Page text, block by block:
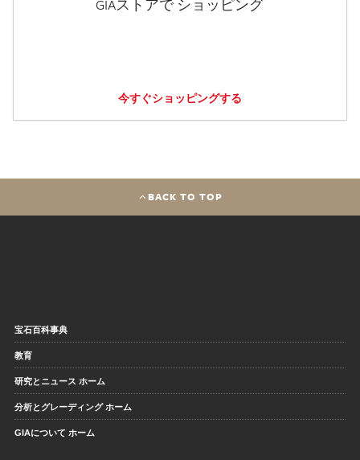
GIAストアで ショッピング
今すぐショッピングする
BACK TO TOP
宝石百科事典
教育
研究とニュース ホーム
分析とグレーディング ホーム
GIAについて ホーム